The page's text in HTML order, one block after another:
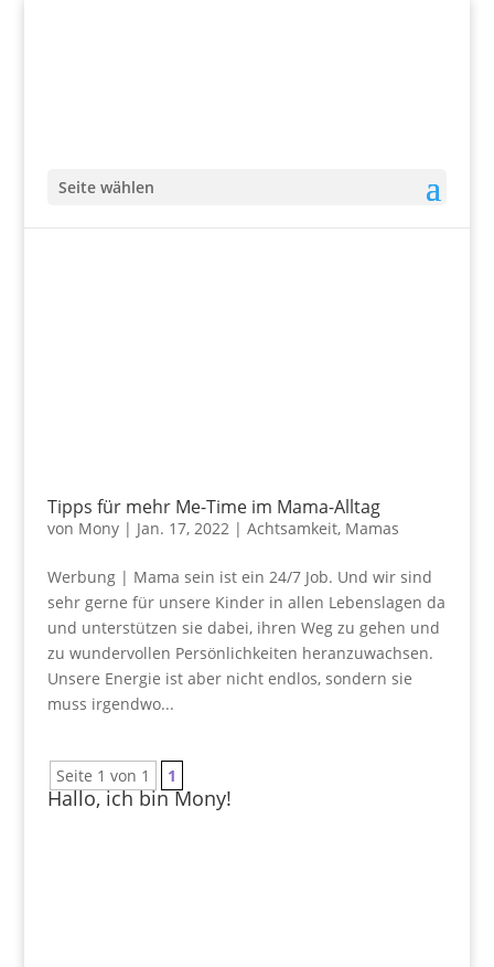
Seite wählen
Tipps für mehr Me-Time im Mama-Alltag
von Mony| Jan. 17, 2022 | Achtsamkeit, Mamas
Werbung | Mama sein ist ein 24/7 Job. Und wir sind
sehr gerne für unsere Kinder in allen Lebenslagen da
und unterstützen sie dabei, ihren Weg zu gehen und
zu wundervollen Persönlichkeiten heranzuwachsen.
Unsere Energie ist aber nicht endlos, sondern sie
muss irgendwo...
Seite 1 von 1 1
Hallo, ich bin Mony!